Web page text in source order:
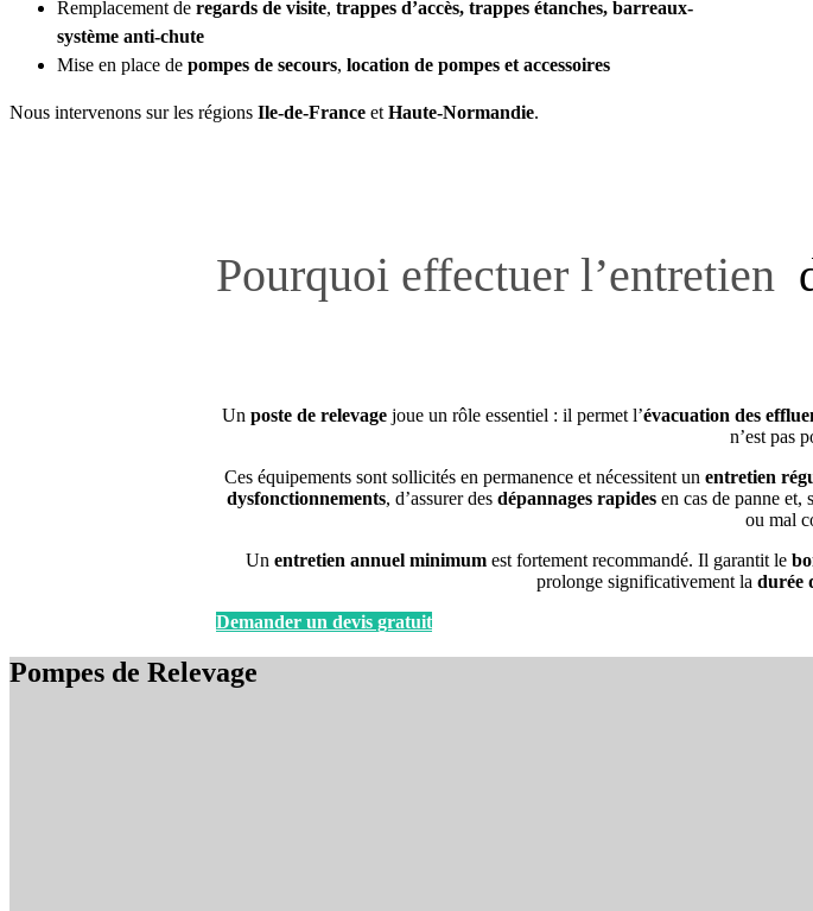
Remplacement de regards de visite, trappes d’accès, trappes étanches, barreaux-
système anti-chute
Mise en place de pompes de secours, location de pompes et accessoires
Nous intervenons sur les régions Ile-de-France et Haute-Normandie.
Pourquoi effectuer l’entretien
Un poste de relevagejoue un rôle essentiel : il permet l’évacuation des
n’est pas
Ces équipements sont sollicités en permanence et nécessitent un entretien
dysfonctionnements, d’assurer des dépannages rapides en cas de panne et,
ou mal
Un entretien annuel minimum est fortement recommandé. Il garantit le
prolonge significativement la durée
Demander un devis gratuit
Pompes de Relevage